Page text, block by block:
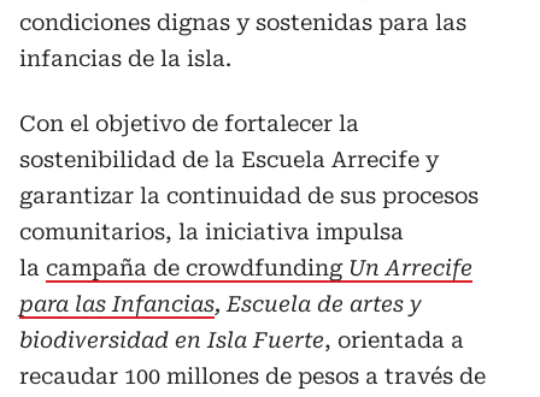
condiciones dignas y sostenidas para las
infancias de la isla.
Con el objetivo de fortalecer la
sostenibilidad de la Escuela Arrecife y
garantizar la continuidad de sus procesos
comunitarios, la iniciativa impulsa
la campaña de crowdfunding Un Arrecife
para las Infancias, Escuela de artes y
biodiversidad en Isla Fuerte, orientada a
recaudar 100 millones de pesos a través de